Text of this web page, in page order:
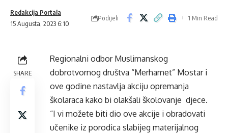
15 Augusta, 2023 6:10
Redakcija Portala
Podijeli 1 Min Read
SHARE
Regionalni odbor Muslimanskog
dobrotvornog društva “Merhamet” Mostar i
ove godine nastavlja akciju opremanja
školaraca kako bi olakšali školovanje djece.
“I vi možete biti dio ove akcije i obradovati
učenike iz porodica slabijeg materijalnog